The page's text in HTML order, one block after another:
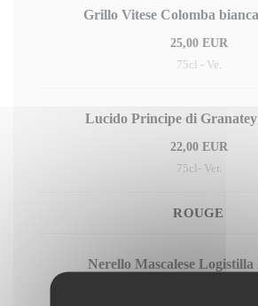
Grillo Vitese Colomba
25,00 EUR
75cl - Ve.
Lucido Principe di Granatey
22,00 EUR
75cl- Ver.
ROUGE
Nerello Mascalese Logistilla